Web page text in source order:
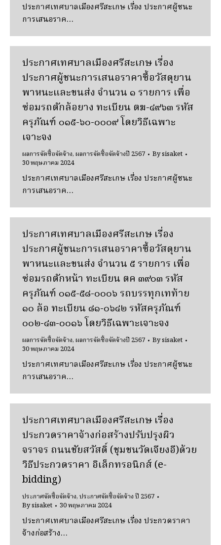
ประกาศเทศบาลเมืองศรีสะเกษ เรื่อง ประกาศผู้ชนะ
การเสนอราค…
ประกาศเทศบาลเมืองศรีสะเกษ เรื่อง
ประกาศผู้ชนะการเสนอราคาซื้อวัสดุยาน
พาหนะและขนส่ง จํานวน ๑ รายการ เพื่อ
ซ่อมรถตักล้อยาง ทะเบียน ตฆ-๔๙๖๓ รหัส
ครุภัณฑ์ ๐๑๕-๖๐-๐๐๐๙ โดยวิธีเฉพาะ
เจาะจง
ผลการจัดซื้อจัดจ้าง,ผลการจัดซื้อจัดจ้างปี 2567 Bysisaket
30 พฤษภาคม 2024
ประกาศเทศบาลเมืองศรีสะเกษ เรื่อง ประกาศผู้ชนะ
การเสนอราค…
ประกาศเทศบาลเมืองศรีสะเกษ เรื่อง
ประกาศผู้ชนะการเสนอราคาซื้อวัสดุยาน
พาหนะและขนส่ง จํานวน ๕ รายการ เพื่อ
ซ่อมรถตักหน้า ทะเบียน ตค ๓๙๐๓ รหัส
ครุภัณฑ์ ๐๑๕-๕๘-๐๐๐๖ รถบรรทุกเทท้าย
๑๐ ล้อ ทะเบียน ๘๑-๐๖๔๒ รหัสครุภัณฑ์
๐๐๒-๔๓-๐๐๑๖ โดยวิธีเฉพาะเจาะจง
ผลการจัดซื้อจัดจ้าง,ผลการจัดซื้อจัดจ้างปี 2567 Bysisaket
30 พฤษภาคม 2024
ประกาศเทศบาลเมืองศรีสะเกษ เรื่อง ประกาศผู้ชนะ
การเสนอราค…
ประกาศเทศบาลเมืองศรีสะเกษ เรื่อง
ประกวดราคาจ้างก่อสร้างปรับปรุงผิว
จราจร ถนนชัยสวัสดิ์ (ชุมชนวัดเจียงอี)ด้วย
วิธีประกวดราคา อิเล็กทรอนิกส์ (e-
bidding)
ประกาศจัดซื้อจัดจ้าง,ประกาศจัดซื้อจัดจ้าง ปี 2567
Bysisaket 30 พฤษภาคม 2024
ประกาศเทศบาลเมืองศรีสะเกษ เรื่อง ประกวดราคา
จ้างก่อสร้าง…